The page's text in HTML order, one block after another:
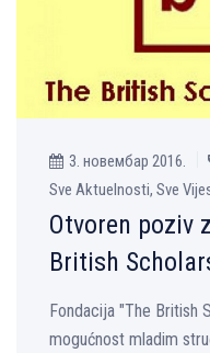
3. новембар 2016.
Sve Aktuelnosti, Sve
Otvoren poziv
British
Fondacija "The British
mogućnost mladim